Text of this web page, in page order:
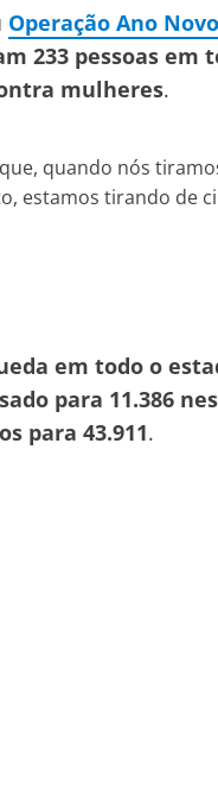
Operação Ano
233 pessoas em
mulheres.
quando nós
estamos tirando de
em todo o
para 11.386
para 43.911.